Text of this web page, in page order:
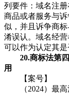
列要件：域名注
商品或者服务与
似，并且诉争商
淆误认。域名经
可以作为认定其是
20.商标法第
用
【案号】
（2024）最高